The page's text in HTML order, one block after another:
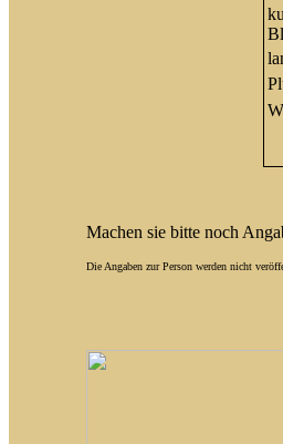
Machen sie bitte noch
Die Angaben zur Person werden nicht